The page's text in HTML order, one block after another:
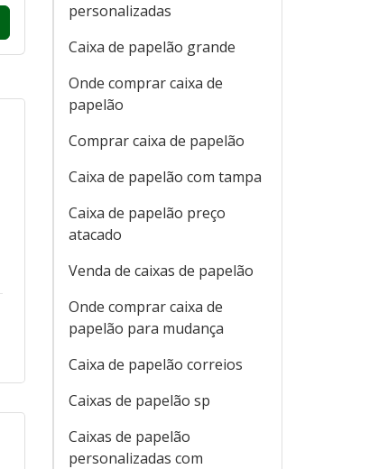
personalizadas
Caixa de papelão grande
Onde comprar caixa de
papelão
Comprar caixa de papelão
Caixa de papelão com tampa
Caixa de papelão preço
atacado
Venda de caixas de papelão
Onde comprar caixa de
papelão para mudança
Caixa de papelão correios
Caixas de papelão sp
Caixas de papelão
personalizadas com